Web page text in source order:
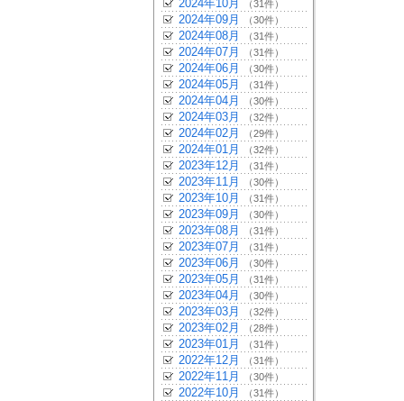
2024年10月 （31件）
2024年09月 （30件）
2024年08月 （31件）
2024年07月 （31件）
2024年06月 （30件）
2024年05月 （31件）
2024年04月 （30件）
2024年03月 （32件）
2024年02月 （29件）
2024年01月 （32件）
2023年12月 （31件）
2023年11月 （30件）
2023年10月 （31件）
2023年09月 （30件）
2023年08月 （31件）
2023年07月 （31件）
2023年06月 （30件）
2023年05月 （31件）
2023年04月 （30件）
2023年03月 （32件）
2023年02月 （28件）
2023年01月 （31件）
2022年12月 （31件）
2022年11月 （30件）
2022年10月 （31件）